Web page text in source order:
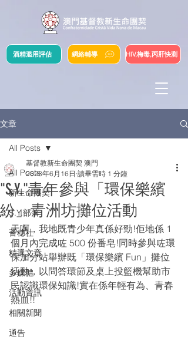
網絡輔導
酒精濫用評估 HIV,梅毒,丙肝快測
文章
All Posts
新生命團契
S.Y.部落
薈穗社
精選文章
多媒體
活動資訊
相關新聞
通告
All Posts
"S.Y."青年參與「環保樂繽
紛」青洲坊攤位活動
基督教新生命團契 澳門
2023年6月16日 讀畢需時 1 分鐘
天啊，我地既青少年真係好勁!佢地係 1
個月內完成咗 500 份番皂!同時參與咗環
保加分站舉辦既「環保樂繽 Fun」攤位
活動，以問答環節及桌上投籃機幫助市
民認識環保知識!實在係年輕有為、青春
熱血!!